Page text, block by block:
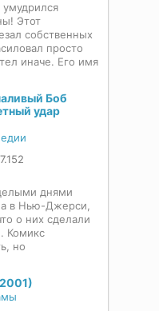
Этот
собственных
просто
иначе. Его имя
Боб
удар
7.152
днями
в Нью-Джерси,
о них сделали
Комикс
но